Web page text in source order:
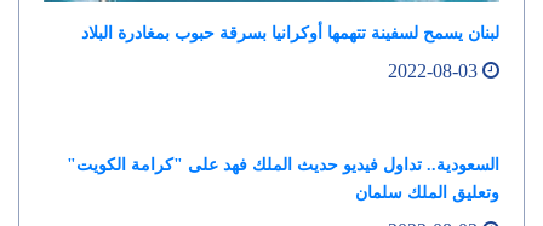
لبنان يسمح لسفينة تتهمها أوكرانيا بسرقة حبوب بمغادرة البلاد
السعودية.. تداول فيديو حديث الملك فهد على "كرامة الكويت"
وتعليق الملك سلمان